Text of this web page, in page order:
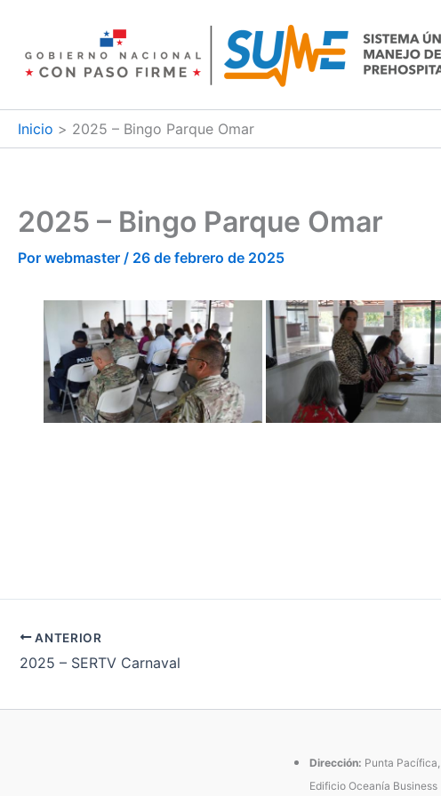
contenido
Inicio 2025 – Bingo Parque Omar
2025 – Bingo Parque Omar
Por webmaster / 26 de febrero de 2025
ANTERIOR
2025 – SERTV Carnaval
Dirección: Punta Pacífica,
Edificio Oceanía Business